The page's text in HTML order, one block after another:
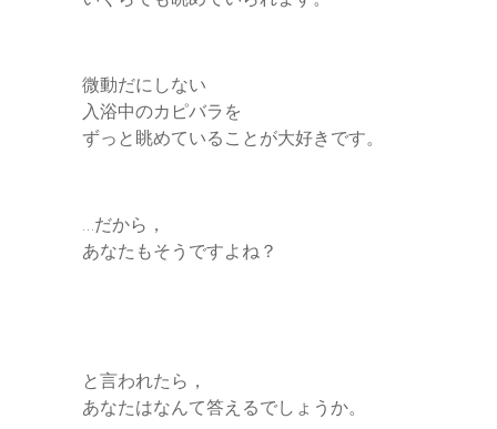
微動だにしない
入浴中のカピバラを
ずっと眺めていることが大好きです。
…だから，
あなたもそうですよね？
と言われたら，
あなたはなんて答えるでしょうか。